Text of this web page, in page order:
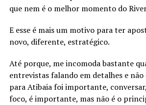
que nem é o melhor momento do
E esse é mais um motivo para ter
novo, diferente, estratégico.
Até porque, me incomoda bastante
entrevistas falando em detalhes e
para Atibaia foi importante,
foco, é importante, mas não é o